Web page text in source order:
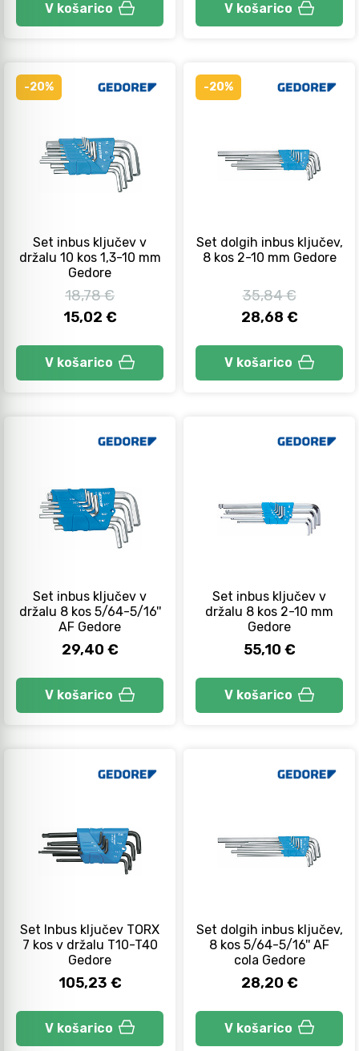
V košarico V košarico
-20%
Set inbus ključev v
držalu 10 kos 1,3-10 mm
Gedore
18,78 €
15,02 €
V košarico
-20%
Set dolgih inbus ključev,
8 kos 2-10 mm Gedore
35,84 €
28,68 €
V košarico
Set inbus ključev v
držalu 8 kos 5/64-5/16''
AF Gedore
29,40 €
V košarico
Set inbus ključev v
držalu 8 kos 2-10 mm
Gedore
55,10 €
V košarico
Set Inbus ključev TORX
7 kos v držalu T10-T40
Gedore
105,23 €
V košarico
Set dolgih inbus ključev,
8 kos 5/64-5/16'' AF
cola Gedore
28,20 €
V košarico